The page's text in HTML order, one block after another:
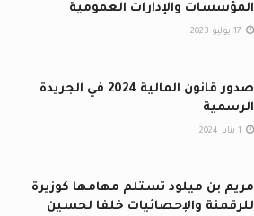
المؤسسات والإدارات العمومية
صدور قانون المالية 2024 في الجريدة
الرسمية
مريم بن ميلود تستلم مهامها كوزيرة
للرقمنة والإحصائيات خلفا لحسين